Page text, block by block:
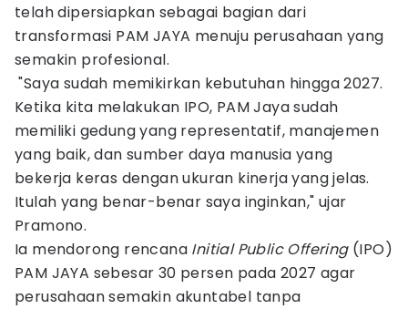
telah dipersiapkan sebagai bagian dari
transformasi PAM JAYA menuju perusahaan yang
semakin profesional.
"Saya sudah memikirkan kebutuhan hingga 2027.
Ketika kita melakukan IPO, PAM Jaya sudah
memiliki gedung yang representatif, manajemen
yang baik, dan sumber daya manusia yang
bekerja keras dengan ukuran kinerja yang jelas.
Itulah yang benar-benar saya inginkan," ujar
Pramono.
Ia mendorong rencana Initial Public Offering(IPO)
PAM JAYA sebesar 30 persen pada 2027 agar
perusahaan semakin akuntabel tanpa